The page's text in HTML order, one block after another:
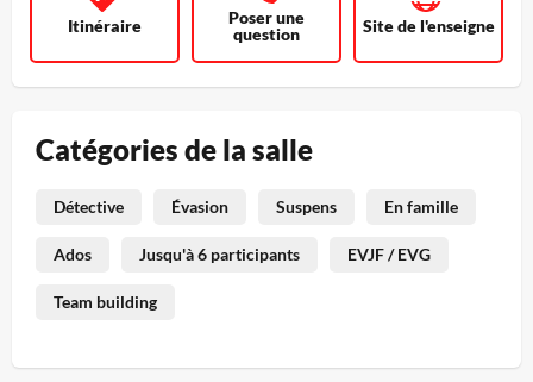
Itinéraire
Poser une
question
Site de l'enseigne
Catégories de la salle
Détective Évasion Suspens En famille
Ados Jusqu'à 6 participants EVJF / EVG
Team building